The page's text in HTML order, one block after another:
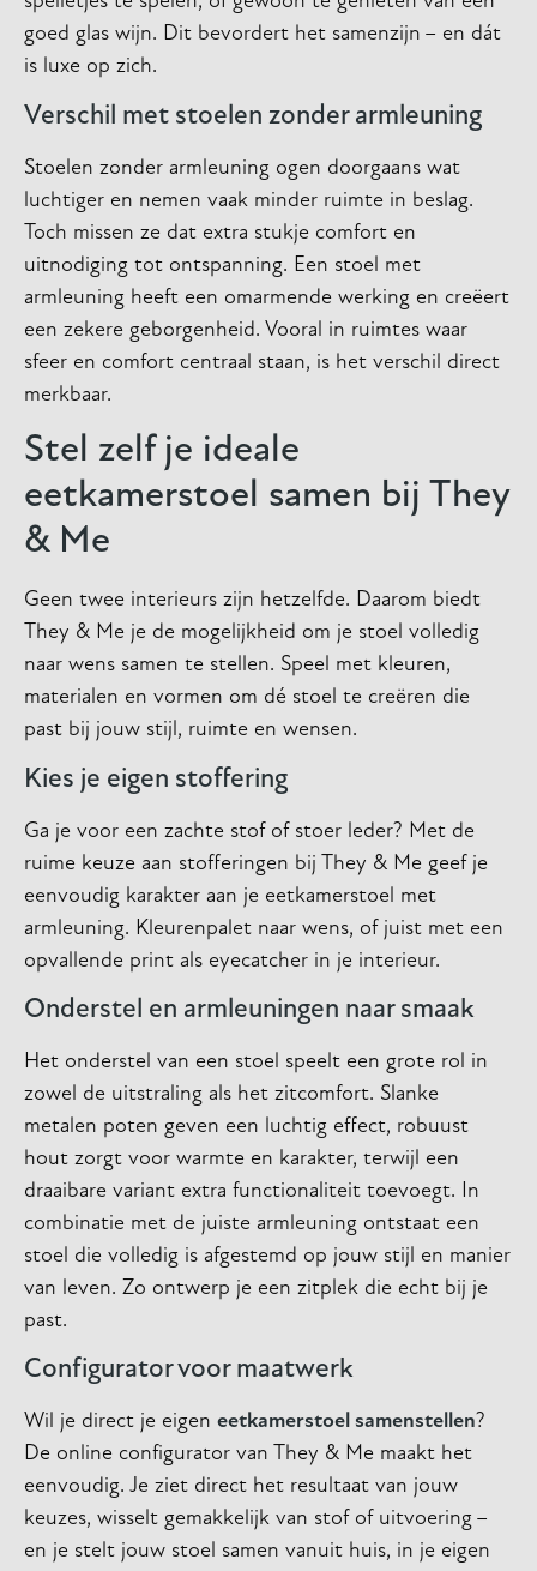
goed glas wijn. Dit bevordert het samenzijn – en dát
is luxe op zich.
Verschil met stoelen zonder armleuning
Stoelen zonder armleuning ogen doorgaans wat
luchtiger en nemen vaak minder ruimte in beslag.
Toch missen ze dat extra stukje comfort en
uitnodiging tot ontspanning. Een stoel met
armleuning heeft een omarmende werking en creëert
een zekere geborgenheid. Vooral in ruimtes waar
sfeer en comfort centraal staan, is het verschil direct
merkbaar.
Stel zelf je ideale
eetkamerstoel samen bij They
& Me
Geen twee interieurs zijn hetzelfde. Daarom biedt
They & Me je de mogelijkheid om je stoel volledig
naar wens samen te stellen. Speel met kleuren,
materialen en vormen om dé stoel te creëren die
past bij jouw stijl, ruimte en wensen.
Kies je eigen stoffering
Ga je voor een zachte stof of stoer leder? Met de
ruime keuze aan stofferingen bij They & Me geef je
eenvoudig karakter aan je eetkamerstoel met
armleuning. Kleurenpalet naar wens, of juist met een
opvallende print als eyecatcher in je interieur.
Onderstel en armleuningen naar smaak
Het onderstel van een stoel speelt een grote rol in
zowel de uitstraling als het zitcomfort. Slanke
metalen poten geven een luchtig effect, robuust
hout zorgt voor warmte en karakter, terwijl een
draaibare variant extra functionaliteit toevoegt. In
combinatie met de juiste armleuning ontstaat een
stoel die volledig is afgestemd op jouw stijl en manier
van leven. Zo ontwerp je een zitplek die echt bij je
past.
Configurator voor maatwerk
Wil je direct je eigen eetkamerstoel samenstellen?
De online configurator van They & Me maakt het
eenvoudig. Je ziet direct het resultaat van jouw
keuzes, wisselt gemakkelijk van stof of uitvoering –
en je stelt jouw stoel samen vanuit huis, in je eigen